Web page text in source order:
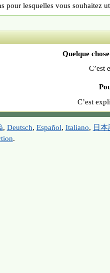
pour lesquelles vous souhaitez
Quelque
C’est
C’est
, Deutsch, Español, Italiano, 日本
.